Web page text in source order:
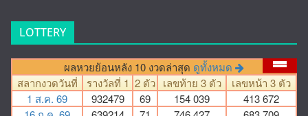
LOTTERY